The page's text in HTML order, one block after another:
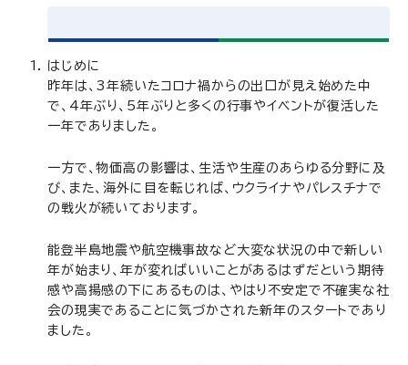
はじめに
昨年は、3年続いたコロナ禍からの出口が見え始めた中
で、4年ぶり、5年ぶりと多くの行事やイベントが復活した
一年でありました。
一方で、物価高の影響は、生活や生産のあらゆる分野に及
び、また、海外に目を転じれば、ウクライナやパレスチナで
の戦火が続いております。
能登半島地震や航空機事故など大変な状況の中で新しい
年が始まり、年が変ればいいことがあるはずだという期待
感や高揚感の下にあるものは、やはり不安定で不確実な社
会の現実であることに気づかされた新年のスタートであり
ました。